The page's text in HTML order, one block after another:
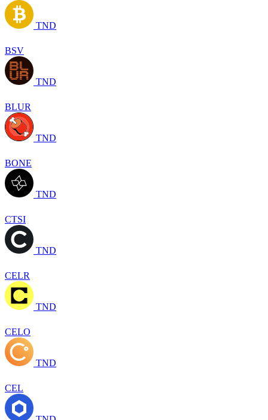
TND
BSV
TND
BLUR
TND
BONE
TND
CTSI
TND
CELR
TND
CELO
TND
CEL